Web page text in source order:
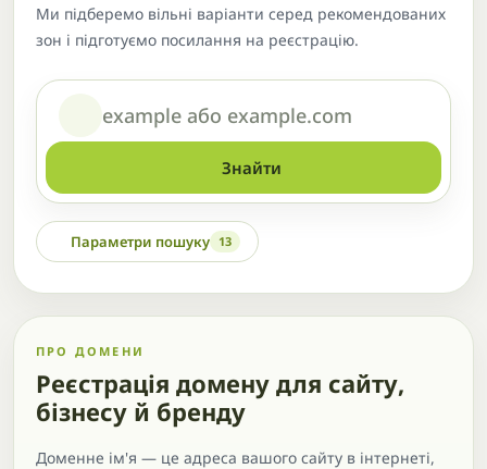
Ми підберемо вільні варіанти серед рекомендованих
зон і підготуємо посилання на реєстрацію.
Домен або назва
Знайти
Параметри пошуку 13
ПРО ДОМЕНИ
Реєстрація домену для сайту,
бізнесу й бренду
Доменне ім'я — це адреса вашого сайту в інтернеті,